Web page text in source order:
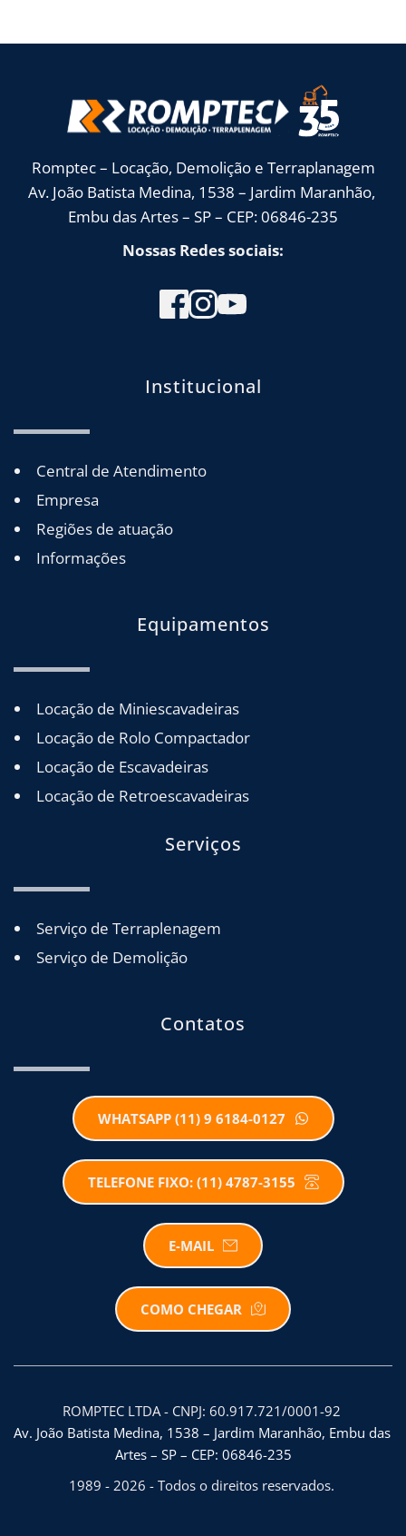
Romptec – Locação, Demolição e Terraplanagem
Av. João Batista Medina, 1538 – Jardim Maranhão,
Embu das Artes – SP – CEP: 06846-235
Nossas Redes sociais:
Institucional
Central de Atendimento
Empresa
Regiões de atuação
Informações
Equipamentos
Locação de Miniescavadeiras
Locação de Rolo Compactador
Locação de Escavadeiras
Locação de Retroescavadeiras
Serviços
Serviço de Terraplenagem
Serviço de Demolição
Contatos
WHATSAPP (11) 9 6184-0127
TELEFONE FIXO: (11) 4787-3155
E-MAIL
COMO CHEGAR
ROMPTEC LTDA - CNPJ: 60.917.721/0001-92
Av. João Batista Medina, 1538 – Jardim Maranhão, Embu das
Artes – SP – CEP: 06846-235
1989 - 2026 - Todos o direitos reservados.